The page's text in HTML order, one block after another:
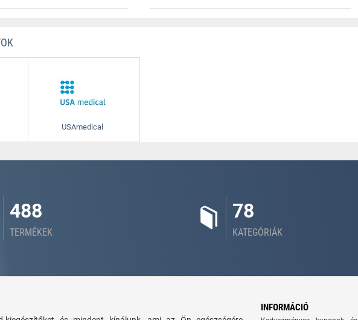
USAmedical
488
TERMÉKEK
78
KATEGÓRIÁK
INFORMÁCIÓ